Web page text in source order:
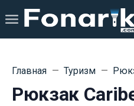
Главная Туризм
Рюкзак